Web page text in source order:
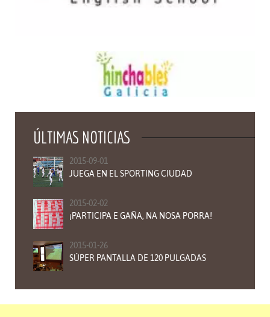
ÚLTIMAS NOTICIAS
2015-09-01
JUEGA EN EL SPORTING CIUDAD
2015-02-02
¡PARTICIPA E GAÑA, NA NOSA PORRA!
2015-01-26
SÚPER PANTALLA DE 120 PULGADAS